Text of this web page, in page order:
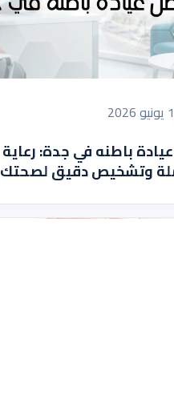
باطنه في جدة: رعاية
وتشخيص دقيق لصحتك